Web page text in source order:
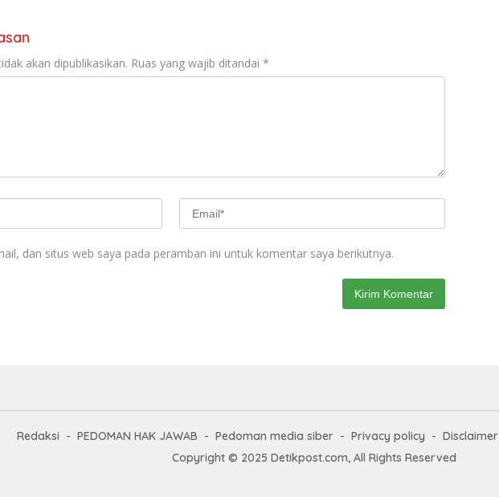
akan dipublikasikan. Ruas yang wajib ditandai *
dan situs web saya pada peramban ini untuk komentar saya berikutnya.
Redaksi PEDOMAN HAK JAWAB Pedoman media siber Privacy policy Disclaimer
Copyright © 2025 Detikpost.com, All Rights Reserved